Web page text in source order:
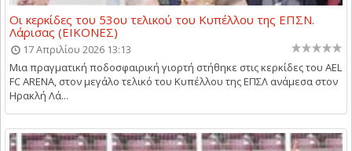
Οι κερκίδες του 53ου τελικού του Κυπέλλου της ΕΠΣΝ.
Λάρισας (ΕΙΚΟΝΕΣ)
17 Απριλίου 2026 13:13
Μια πραγματική ποδοσφαιρική γιορτή στήθηκε στις κερκίδες του AEL
FC ARENA, στον μεγάλο τελικό του Κυπέλλου της ΕΠΣΛ ανάμεσα στον
Ηρακλή Λά...